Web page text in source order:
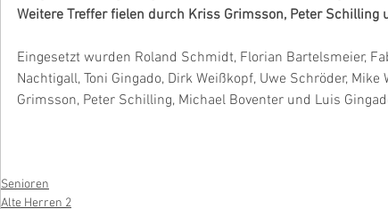
Weitere Treffer fielen durch Kriss Grimsson, Peter Schilling
Eingesetzt wurden Roland Schmidt, Florian Bartelsmeier,
Nachtigall, Toni Gingado, Dirk Weißkopf, Uwe Schröder, Mike
Grimsson, Peter Schilling, Michael Boventer und Luis
Senioren
Alte Herren 2